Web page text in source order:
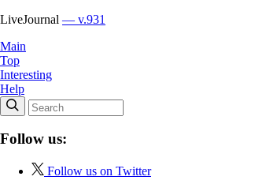
LiveJournal — v.931
Main
Top
Interesting
Help
Follow us:
Follow us on Twitter